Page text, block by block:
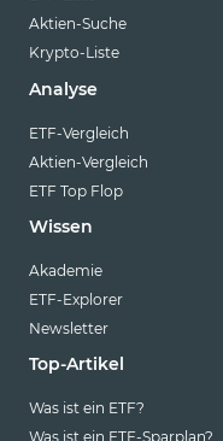
Aktien-Suche
Krypto-Liste
Analyse
ETF-Vergleich
Aktien-Vergleich
ETF Top Flop
Wissen
Akademie
ETF-Explorer
Newsletter
Top-Artikel
Was ist ein ETF?
Was ist ein ETF-Sparplan?